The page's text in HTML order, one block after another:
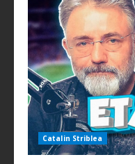
Catalin Striblea